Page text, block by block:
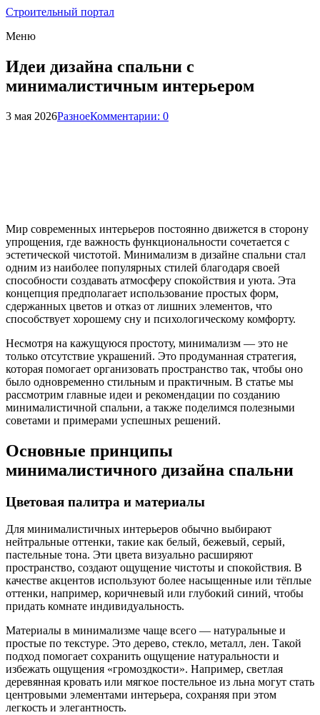
Строительный портал
Меню
Идеи дизайна спальни с
минималистичным интерьером
3 мая 2026РазноеКомментарии: 0
Мир современных интерьеров постоянно движется в сторону
упрощения, где важность функциональности сочетается с
эстетической чистотой. Минимализм в дизайне спальни стал
одним из наиболее популярных стилей благодаря своей
способности создавать атмосферу спокойствия и уюта. Эта
концепция предполагает использование простых форм,
сдержанных цветов и отказ от лишних элементов, что
способствует хорошему сну и психологическому комфорту.
Несмотря на кажущуюся простоту, минимализм — это не
только отсутствие украшений. Это продуманная стратегия,
которая помогает организовать пространство так, чтобы оно
было одновременно стильным и практичным. В статье мы
рассмотрим главные идеи и рекомендации по созданию
минималистичной спальни, а также поделимся полезными
советами и примерами успешных решений.
Основные принципы
минималистичного дизайна спальни
Цветовая палитра и материалы
Для минималистичных интерьеров обычно выбирают
нейтральные оттенки, такие как белый, бежевый, серый,
пастельные тона. Эти цвета визуально расширяют
пространство, создают ощущение чистоты и спокойствия. В
качестве акцентов используют более насыщенные или тёплые
оттенки, например, коричневый или глубокий синий, чтобы
придать комнате индивидуальность.
Материалы в минимализме чаще всего — натуральные и
простые по текстуре. Это дерево, стекло, металл, лен. Такой
подход помогает сохранить ощущение натуральности и
избежать ощущения «громоздкости». Например, светлая
деревянная кровать или мягкое постельное из льна могут стать
центровыми элементами интерьера, сохраняя при этом
легкость и элегантность.